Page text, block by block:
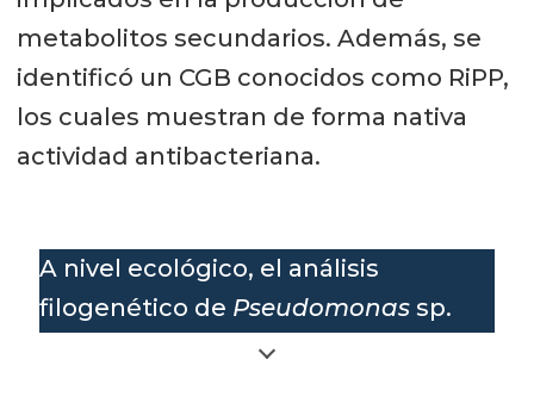
metabolitos secundarios. Además, se
identificó un CGB conocidos como RiPP,
los cuales muestran de forma nativa
actividad antibacteriana.
A nivel ecológico, el análisis
filogenético de Pseudomonas sp.
RGM2144 muestra que es una nueva